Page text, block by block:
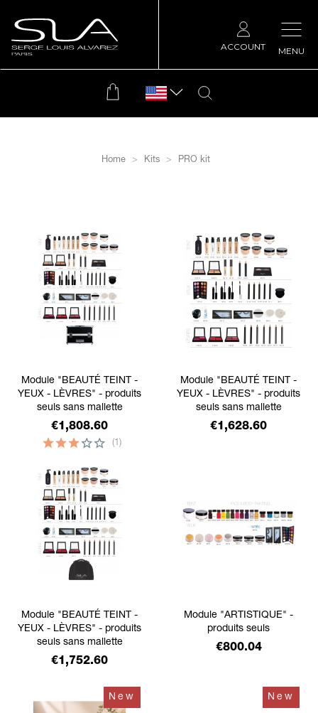
MENU
ACCOUNT
Home Kits PRO kit
Module "BEAUTÉ TEINT -
YEUX - LÈVRES" - produits
seuls sans mallette
Price
€1,808.60
Module "BEAUTÉ TEINT -
YEUX - LÈVRES" - produits
seuls sans mallette
Price
€1,628.60
Module "BEAUTÉ TEINT -
YEUX - LÈVRES" - produits
seuls sans mallette
Price
€1,752.60
(1)
Module "ARTISTIQUE" -
produits seuls
Price
€800.04
New New